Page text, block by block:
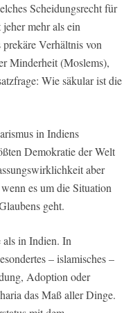
Scheidungsrecht für
mehr als ein
Verhältnis von
Minderheit (Moslems),
Wie säkular ist die
in Indiens
Demokratie der Welt
aber
es um die Situation
geht.
in Indien. In
– islamisches –
Adoption oder
das Maß aller Dinge.